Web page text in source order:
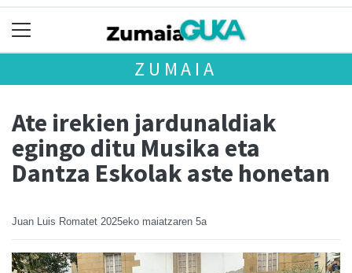
ZUMAIA
Ate irekien jardunaldiak
egingo ditu Musika eta
Dantza Eskolak aste honetan
Juan Luis Romatet 2025eko maiatzaren 5a